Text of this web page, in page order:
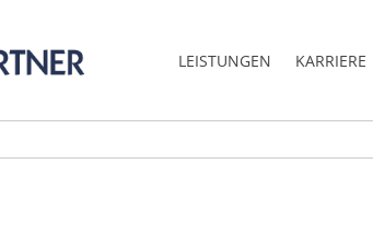
LEISTUNGEN KARRIERE